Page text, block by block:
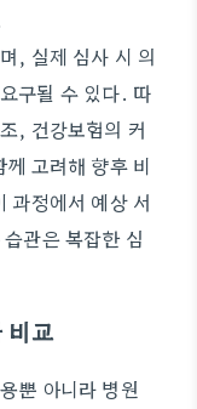
, 실제 심사 시 의
구될 수 있다. 따
, 건강보험의 커
고려해 향후 비
과정에서 예상 서
관은 복잡한 심
비교
뿐 아니라 병원